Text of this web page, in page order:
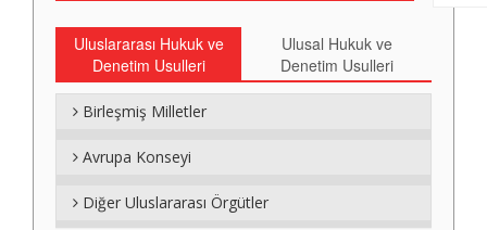
Uluslararası Hukuk ve
Denetim Usulleri
Ulusal Hukuk ve
Denetim Usulleri
Birleşmiş Milletler
Avrupa Konseyi
Diğer Uluslararası Örgütler